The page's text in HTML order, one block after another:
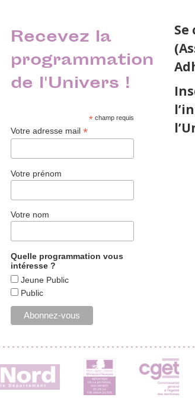
Recevez la
programmation
de l'Univers !
*champ requis
Votre adresse mail*
Votre prénom
Votre nom
Quelle programmation vous
intéresse ?
Jeune Public
Public